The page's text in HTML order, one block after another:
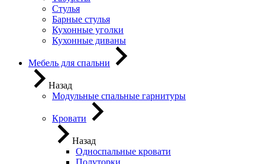
Стулья
Барные стулья
Кухонные уголки
Кухонные диваны
Мебель для спальни
Назад
Модульные спальные гарнитуры
Кровати
Назад
Односпальные кровати
Полуторки